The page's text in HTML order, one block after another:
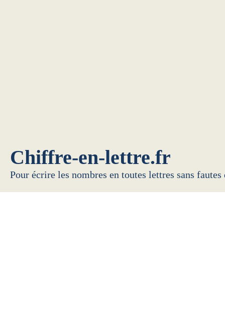
Chiffre-en-lettre.fr
Pour écrire les nombres en toutes lettres sans